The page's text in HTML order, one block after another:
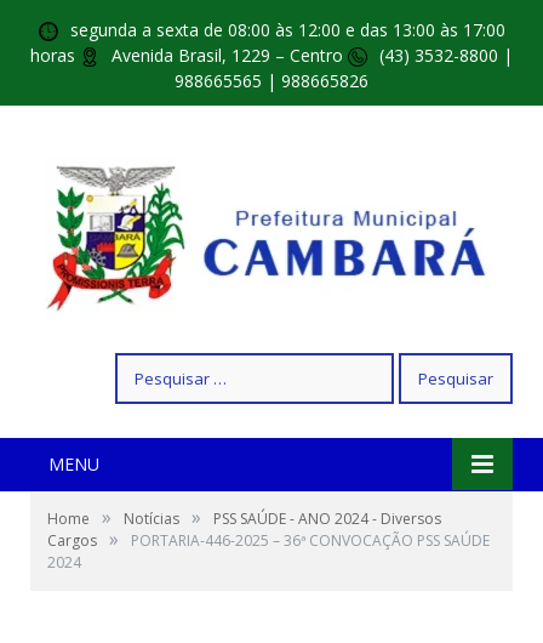
segunda a sexta de 08:00 às 12:00 e das 13:00 às 17:00
horas
Avenida Brasil, 1229 – Centro
(43) 3532-8800 |
988665565 | 988665826
por:
MENU
Home » Notícias »
PSS SAÚDE - ANO 2024 - Diversos
Cargos »
PORTARIA-446-2025 – 36ª CONVOCAÇÃO PSS SAÚDE
2024